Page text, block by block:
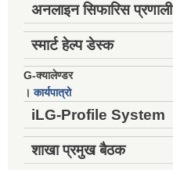
अनलाइन सिफारिस प्रणाली
स्मार्ट हेल्प डेस्क
G-क्यालेण्डर
।कार्यपात्रो
iLG-Profile System
शाखा प्रमुख बैठक